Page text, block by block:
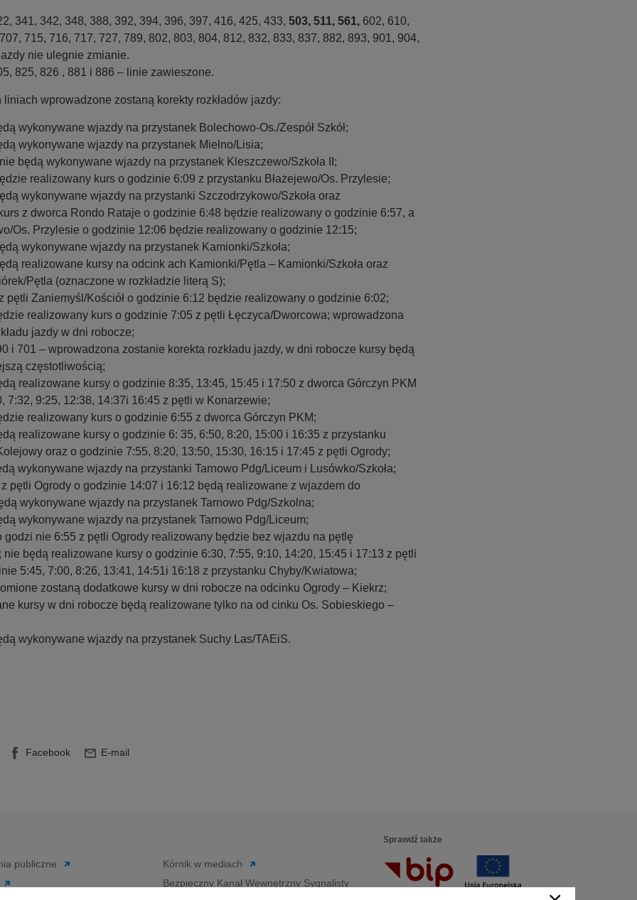
341, 342, 348, 388, 392, 394, 396, 397, 416, 425, 433, 503, 511, 561, 602, 610,
715, 716, 717, 727, 789, 802, 803, 804, 812, 832, 833, 837, 882, 893, 901, 904,
nie ulegnie zmianie.
825, 826 , 881 i 886 – linie zawieszone.
liniach wprowadzone zostaną korekty rozkładów jazdy:
wykonywane wjazdy na przystanek Bolechowo-Os./Zespół Szkół;
wykonywane wjazdy na przystanek Mielno/Lisia;
będą wykonywane wjazdy na przystanek Kleszczewo/Szkoła II;
realizowany kurs o godzinie 6:09 z przystanku Błażejewo/Os. Przylesie;
wykonywane wjazdy na przystanki Szczodrzykowo/Szkoła oraz
z dworca Rondo Rataje o godzinie 6:48 będzie realizowany o godzinie 6:57, a
Os. Przylesie o godzinie 12:06 będzie realizowany o godzinie 12:15;
wykonywane wjazdy na przystanek Kamionki/Szkoła;
realizowane kursy na odcink ach Kamionki/Pętla – Kamionki/Szkoła oraz
Pętla (oznaczone w rozkładzie literą S);
pętli Zaniemyśl/Kościół o godzinie 6:12 będzie realizowany o godzinie 6:02;
realizowany kurs o godzinie 7:05 z pętli Łęczyca/Dworcowa; wprowadzona
jazdy w dni robocze;
i 701 – wprowadzona zostanie korekta rozkładu jazdy, w dni robocze kursy będą
częstotliwością;
realizowane kursy o godzinie 8:35, 13:45, 15:45 i 17:50 z dworca Górczyn PKM
7:32, 9:25, 12:38, 14:37i 16:45 z pętli w Konarzewie;
realizowany kurs o godzinie 6:55 z dworca Górczyn PKM;
realizowane kursy o godzinie 6: 35, 6:50, 8:20, 15:00 i 16:35 z przystanku
oraz o godzinie 7:55, 8:20, 13:50, 15:30, 16:15 i 17:45 z pętli Ogrody;
wykonywane wjazdy na przystanki Tarnowo Pdg/Liceum i Lusówko/Szkoła;
z pętli Ogrody o godzinie 14:07 i 16:12 będą realizowane z wjazdem do
wykonywane wjazdy na przystanek Tarnowo Pdg/Szkolna;
wykonywane wjazdy na przystanek Tarnowo Pdg/Liceum;
godzi nie 6:55 z pętli Ogrody realizowany będzie bez wjazdu na pętlę
nie będą realizowane kursy o godzinie 6:30, 7:55, 9:10, 14:20, 15:45 i 17:13 z pętli
5:45, 7:00, 8:26, 13:41, 14:51i 16:18 z przystanku Chyby/Kwiatowa;
zostaną dodatkowe kursy w dni robocze na odcinku Ogrody – Kiekrz;
kursy w dni robocze będą realizowane tylko na od cinku Os. Sobieskiego –
wykonywane wjazdy na przystanek Suchy Las/TAEiS.
Facebook E-mail
publiczne
Kórnik w mediach
Bezpieczny Kanał Wewnętrzny Sygnalisty
Sprawdź także